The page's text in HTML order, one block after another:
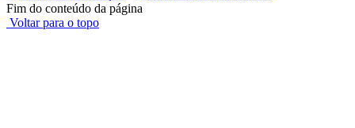
Fim do conteúdo da página
Voltar para o topo